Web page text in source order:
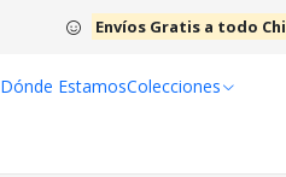
Dónde EstamosColecciones
Envíos Gratis a todo